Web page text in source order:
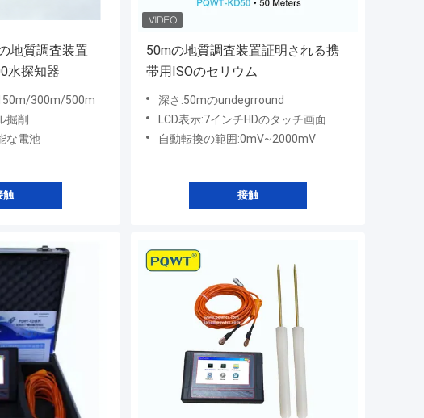
地質調査装置
水探知器
300m/500m
掘削
な電池
触
50mの地質調査装置証明される携
帯用ISOのセリウム
深さ:50mのundegrround
LCD表示:7インチHDのタッチ画面
自動転換の範囲:0mV~2000mV
接触